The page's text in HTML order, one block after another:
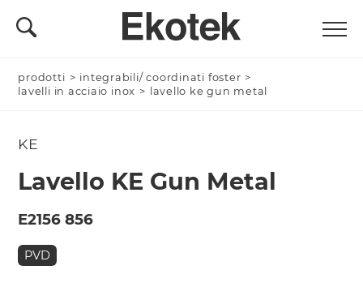
prodotti > integrabili/ coordinati foster >
lavelli in acciaio inox > lavello ke gun metal
KE
Lavello KE Gun Metal
E2156 856
PVD
Nominativo *